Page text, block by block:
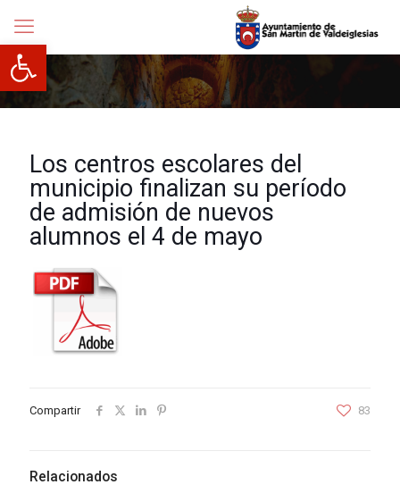
Abrir barra de herramientas
Los centros escolares del
municipio finalizan su período
de admisión de nuevos
alumnos el 4 de mayo
Compartir 83
Relacionados